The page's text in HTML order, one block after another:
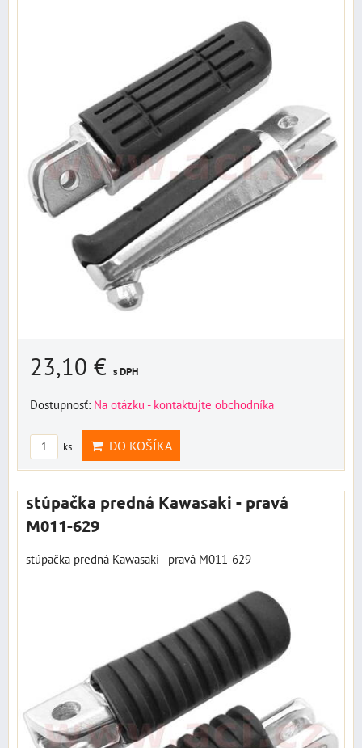
23,10 € s DPH
Dostupnosť: Na otázku - kontaktujte obchodníka
ks DO KOŠÍKA
stúpačka predná Kawasaki - pravá
M011-629
stúpačka predná Kawasaki - pravá M011-629